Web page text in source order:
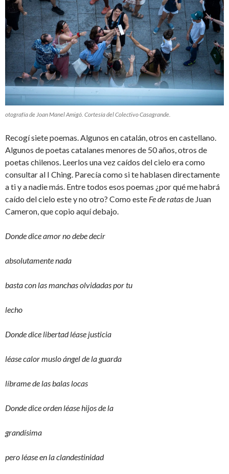
otografía de Joan Manel Amigó. Cortesía del Colectivo Casagrande.
Recogí siete poemas. Algunos en catalán, otros en castellano.
Algunos de poetas catalanes menores de 50 años, otros de
poetas chilenos. Leerlos una vez caídos del cielo era como
consultar al I Ching. Parecía como si te hablasen directamente
a ti y a nadie más. Entre todos esos poemas ¿por qué me habrá
caído del cielo este y no otro? Como este Fe de ratasde Juan
Cameron, que copio aquí debajo.
Donde dice amor no debe decir
absolutamente nada
basta con las manchas olvidadas por tu
lecho
Donde dice libertad léase justicia
léase calor muslo ángel de la guarda
líbrame de las balas locas
Donde dice orden léase hijos de la
grandísima
pero léase en la clandestinidad